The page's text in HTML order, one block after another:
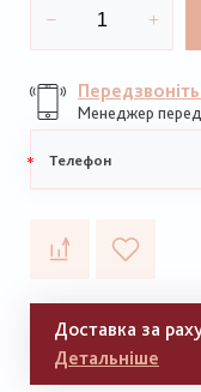
Передзвоніть
Менеджер
телефон
Доставка за
Детальніше